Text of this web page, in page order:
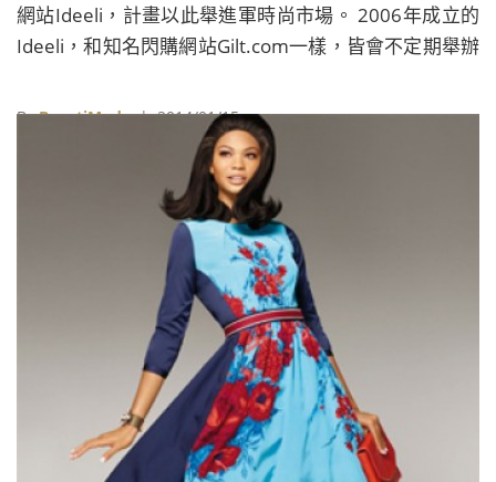
網站Ideeli，計畫以此舉進軍時尚市場。 2006年成立的
Ideeli，和知名閃購網站Gilt.com一樣，皆會不定期舉辦
度不一樣的是，加入Ideeli成為旗下會員容易得多了，可
直接透過Facebook帳號申請，成為初級會員，另外，也
可付費升級成為季度會員或是年度會員，付費會員可享
有特賣活動提前一小時的優先購買權，有時網站也會特
地回饋這些會員，為他們舉辦專屬的特賣活動，因此短
ByBeautiMode| 2014/01/15